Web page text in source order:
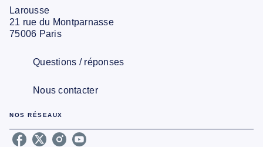
Larousse
21 rue du Montparnasse
75006 Paris
Questions / réponses
Nous contacter
NOS RÉSEAUX